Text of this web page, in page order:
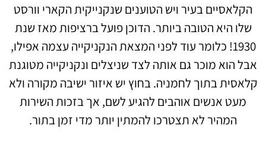
הקלאסיים בעיר ויש הטוענים שנקנייקית הקארי וורסט
שלו היא הטובה ביותר. הדוכן פועל ברציפות מאז שנת
1930! כלומר עוד לפני המצאת הנקניקייה עצמה אפילו,
אבל הוא מוכר גם אותה לצד שניצלים ונקניקייה מטוגנת
קלאסית בתוך לחמניה. בחוץ יש איזור ישיבה מקורה ולא
מעט אנשים אוהבים להגיע לשם, אך בזכות השירות
המהיר לא תצטרכו להמתין יותר מדי זמן בתור.